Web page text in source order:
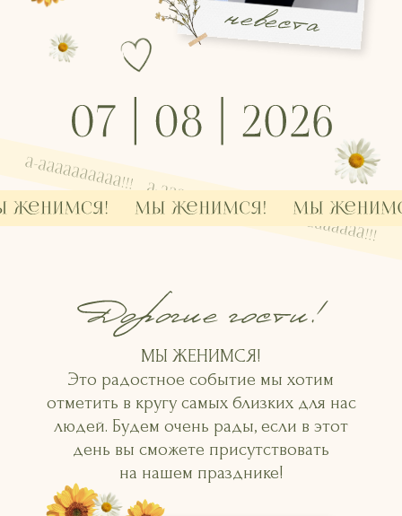
в этот день
МЫ ЖЕНИМСЯ!
Это радостное событие мы хотим
отметить в кругу самых близких для нас
людей. Будем очень рады, если в этот
день вы сможете присутствовать
на нашем празднике!